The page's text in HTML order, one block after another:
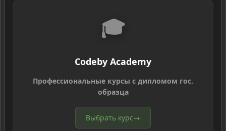
🎓
Codeby Academy
Профессиональные курсы с дипломом гос.
образца
Выбрать курс→